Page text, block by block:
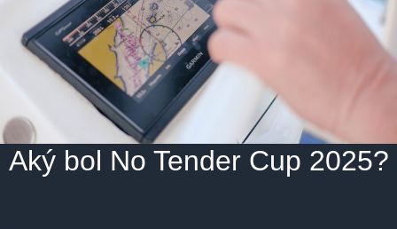
Aký bol No Tender Cup 2025?